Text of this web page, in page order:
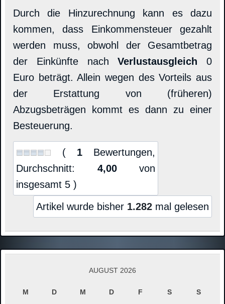
Durch die Hinzurechnung kann es dazu
kommen, dass Einkommensteuer gezahlt
werden muss, obwohl der Gesamtbetrag
der Einkünfte nachVerlustausgleich 0
Euro beträgt. Allein wegen des Vorteils aus
der Erstattung von (früheren)
Abzugsbeträgen kommt es dann zu einer
Besteuerung.
( 1 Bewertungen,
Durchschnitt: 4,00von
insgesamt 5 )
Artikel wurde bisher 1.282 mal gelesen
AUGUST 2026
M D M D F S S